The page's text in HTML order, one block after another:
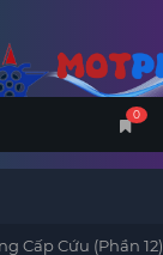
0
Cấp Cứu (Phần 12)